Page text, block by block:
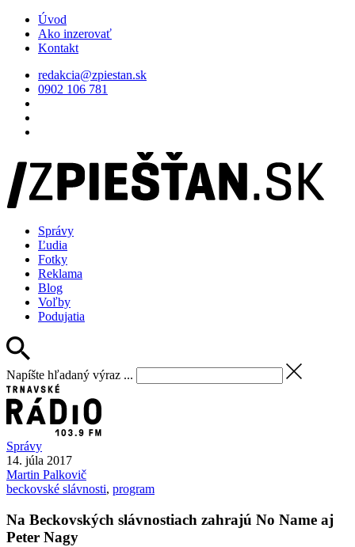
Úvod
Ako inzerovať
Kontakt
redakcia@zpiestan.sk
0902 106 781
Správy
Ľudia
Fotky
Reklama
Blog
Voľby
Podujatia
Napíšte hľadaný výraz ...
Správy
14. júla 2017
Martin Palkovič
beckovské slávnosti, program
Na Beckovských slávnostiach zahrajú No Name aj
Peter Nagy